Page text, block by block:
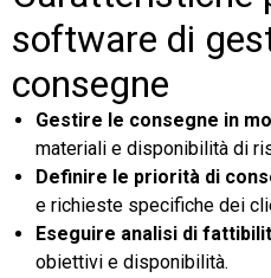
software di
consegne
Gestire le consegne in
materiali e disponibilità di
Definire le priorità di
e richieste specifiche dei
Eseguire analisi di
obiettivi e disponibilità.